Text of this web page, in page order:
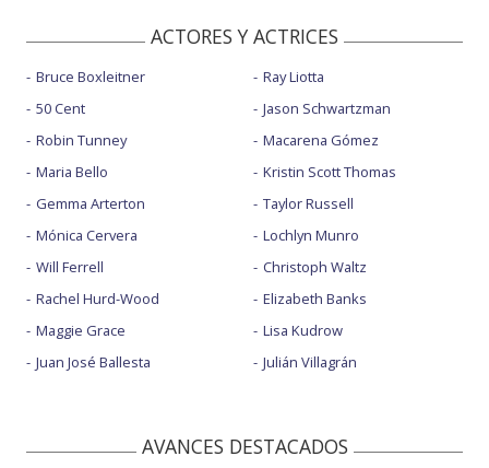
ACTORES Y ACTRICES
Bruce Boxleitner
50 Cent
Robin Tunney
Maria Bello
Gemma Arterton
Mónica Cervera
Will Ferrell
Rachel Hurd-Wood
Maggie Grace
Juan José Ballesta
Ray Liotta
Jason Schwartzman
Macarena Gómez
Kristin Scott Thomas
Taylor Russell
Lochlyn Munro
Christoph Waltz
Elizabeth Banks
Lisa Kudrow
Julián Villagrán
AVANCES DESTACADOS